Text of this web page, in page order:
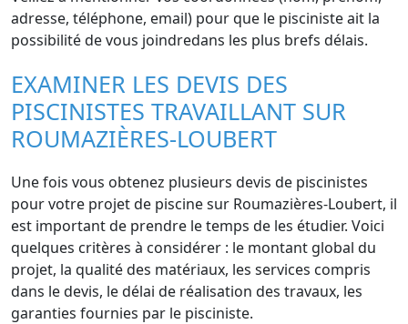
adresse, téléphone, email) pour que le pisciniste ait la
possibilité de vous joindredans les plus brefs délais.
EXAMINER LES DEVIS DES
PISCINISTES TRAVAILLANT SUR
ROUMAZIÈRES-LOUBERT
Une fois vous obtenez plusieurs devis de piscinistes
pour votre projet de piscine sur Roumazières-Loubert, il
est important de prendre le temps de les étudier. Voici
quelques critères à considérer : le montant global du
projet, la qualité des matériaux, les services compris
dans le devis, le délai de réalisation des travaux, les
garanties fournies par le pisciniste.